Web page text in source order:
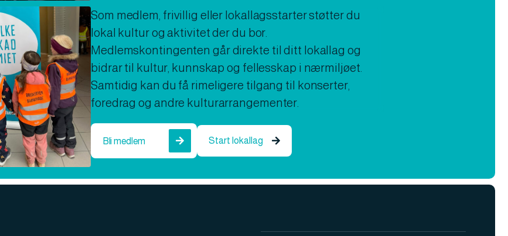
Som medlem, frivillig eller lokallagsstarter støtter du
lokal kultur og aktivitet der du bor.
Medlemskontingenten går direkte til ditt lokallag og
bidrar til kultur, kunnskap og fellesskap i nærmiljøet.
Samtidig kan du få rimeligere tilgang til konserter,
foredrag og andre kulturarrangementer.
Bli medlem  Start lokallag 